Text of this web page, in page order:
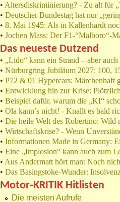
• Altersdiskriminierung? - Zu alt für
• Deutscher Bundestag hat nur
• 8. Mai 1945: Als in Kallenhardt
• Jochen Mass: Der F1-“Malboro“-
Das neueste Dutzend
• „Lido“ kann ein Strand – aber
• Nürburgring Jubiläum 2027: 100,
• P72 & 01 Hypercars: Märchenhaft
• Entwicklung hin zur Krise:
• Beispiel dafür, warum die „KI“
• Ola kann’s nicht! - Knallt es bald
• Die heile Welt des Robertino: Wild
• Wirtschaftskrise? - Wenn
• Informationen Made in Germany:
• Eine „Implosion“ kann auch zum
• Aus Andermatt hört man: Noch
• Das Basingstoke-Wunder:
Motor-KRITIK Hitlisten
Die meisten Aufrufe